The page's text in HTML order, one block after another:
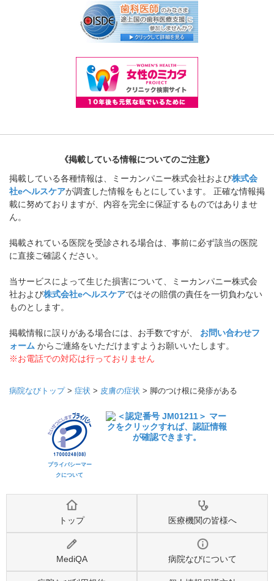
《掲載している情報についてのご注意》
掲載している各種情報は、ミーカンパニー株式会社および株式会
社eヘルスケアが調査した情報をもとにしています。 正確な情報掲
載に努めておりますが、内容を完全に保証するものではありませ
ん。
掲載されている医院を受診される場合は、事前に必ず該当の医院
に直接ご確認ください。
当サービスによって生じた損害について、ミーカンパニー株式会
社および株式会社eヘルスケアではその賠償の責任を一切負わない
ものとします。
掲載情報に誤りがある場合には、お手数ですが、 お問い合わせフ
ォーム からご連絡をいただけますようお願いいたします。
※お電話での対応は行っておりません
病院なびトップ> 症状 > 皮膚の症状 > 脚のつけ根に発疹がある
プライバシーマー
クについて
トップ 医療機関の皆様へ
MediQA 病院なびについて